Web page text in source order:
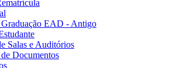
EAD - Antigo
Salas e Auditórios
Documentos